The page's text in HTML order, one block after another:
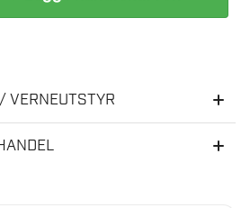
arbeidsklær